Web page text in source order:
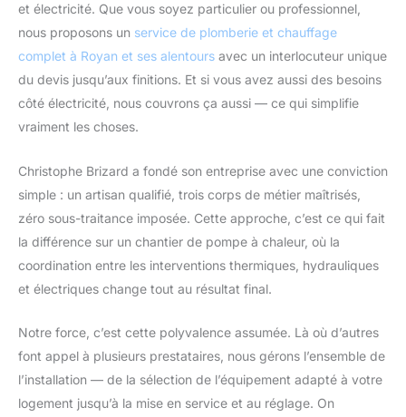
et électricité. Que vous soyez particulier ou professionnel,
nous proposons un service de plomberie et chauffage
complet à Royan et ses alentours avec un interlocuteur unique
du devis jusqu’aux finitions. Et si vous avez aussi des besoins
côté électricité, nous couvrons ça aussi — ce qui simplifie
vraiment les choses.
Christophe Brizard a fondé son entreprise avec une conviction
simple : un artisan qualifié, trois corps de métier maîtrisés,
zéro sous-traitance imposée. Cette approche, c’est ce qui fait
la différence sur un chantier de pompe à chaleur, où la
coordination entre les interventions thermiques, hydrauliques
et électriques change tout au résultat final.
Notre force, c’est cette polyvalence assumée. Là où d’autres
font appel à plusieurs prestataires, nous gérons l’ensemble de
l’installation — de la sélection de l’équipement adapté à votre
logement jusqu’à la mise en service et au réglage. On